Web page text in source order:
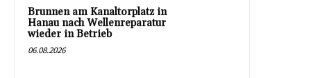
Brunnen am Kanaltorplatz in
Hanau nach Wellenreparatur
wieder in Betrieb
06.08.2026